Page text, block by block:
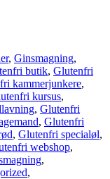
, Ginsmagning,
butik, Glutenfri
kammerjunkere,
kursus,
, Glutenfri
, Glutenfri
, Glutenfri specialøl,
webshop,
,
,